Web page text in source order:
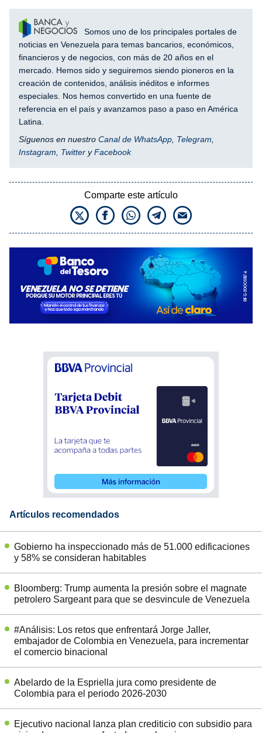
Somos uno de los principales portales de
noticias en Venezuela para temas bancarios, económicos,
financieros y de negocios, con más de 20 años en el
mercado. Hemos sido y seguiremos siendo pioneros en la
creación de contenidos, análisis inéditos e informes
especiales. Nos hemos convertido en una fuente de
referencia en el país y avanzamos paso a paso en América
Latina.
Síguenos en nuestro Canal de WhatsApp Telegram
Instagram
Twitter yFacebook
Comparte este artículo
Artículos recomendados
Gobierno ha inspeccionado más de 51.000 edificaciones
y 58% se consideran habitables
Bloomberg: Trump aumenta la presión sobre el magnate
petrolero Sargeant para que se desvincule de Venezuela
#Análisis: Los retos que enfrentará Jorge Jaller,
embajador de Colombia en Venezuela, para incrementar
el comercio binacional
Abelardo de la Espriella jura como presidente de
Colombia para el periodo 2026-2030
Ejecutivo nacional lanza plan crediticio con subsidio para